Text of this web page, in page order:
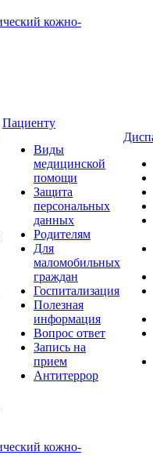
Пациенту
Виды
медицинской
помощи
Защита
персональных
данных
Родителям
Для
маломобильных
граждан
Госпитализация
Полезная
информация
Вопрос ответ
Запись на
прием
Антитеррор